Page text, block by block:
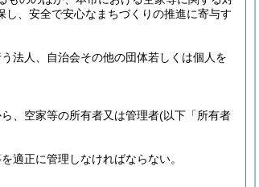
、安全で安心なまちづくりの推進に寄与す
法人、自治会その他の団体若しくは個人を
、空家等の所有者又は管理者(以下「所有者
適正に管理しなければならない。